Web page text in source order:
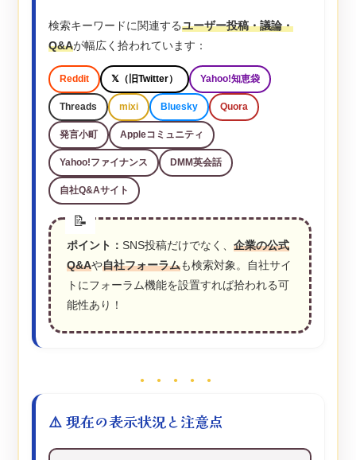
検索キーワードに関連するユーザー投稿・議論・
Q&Aが幅広く拾われています：
Reddit 𝕏（旧Twitter） Yahoo!知恵袋
Threads mixi Bluesky Quora
発言小町 Appleコミュニティ
Yahoo!ファイナンス DMM英会話
自社Q&Aサイト
ポイント：SNS投稿だけでなく、企業の公式
Q&Aや自社フォーラムも検索対象。自社サイ
トにフォーラム機能を設置すれば拾われる可
能性あり！
● ● ● ● ●
⚠️ 現在の表示状況と注意点